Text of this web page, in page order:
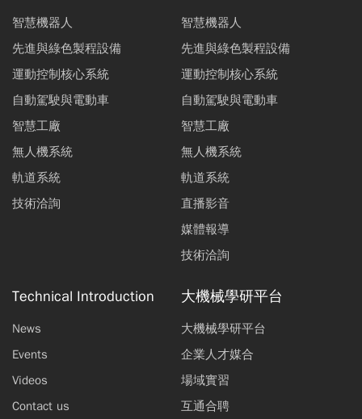
智慧機器人
先進與綠色製程設備
運動控制核心系統
自動駕駛與電動車
智慧工廠
無人機系統
軌道系統
技術洽詢
智慧機器人
先進與綠色製程設備
運動控制核心系統
自動駕駛與電動車
智慧工廠
無人機系統
軌道系統
直播影音
媒體報導
技術洽詢
Technical Introduction
News
Events
Videos
Contact us
大機械學研平台
大機械學研平台
企業人才媒合
場域實習
互通合聘